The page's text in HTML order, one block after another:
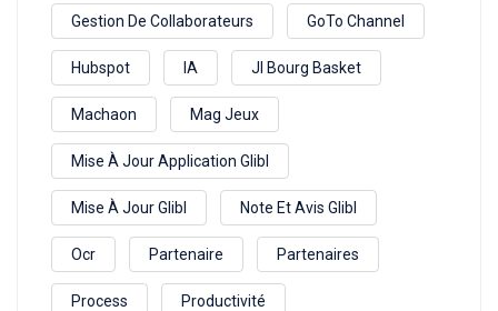
Gestion De Collaborateurs GoTo Channel
Hubspot IA Jl Bourg Basket
Machaon Mag Jeux
Mise À Jour Application Glibl
Mise À Jour Glibl Note Et Avis Glibl
Ocr Partenaire Partenaires
Process Productivité